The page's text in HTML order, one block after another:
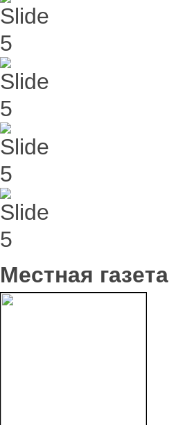
Местная газета